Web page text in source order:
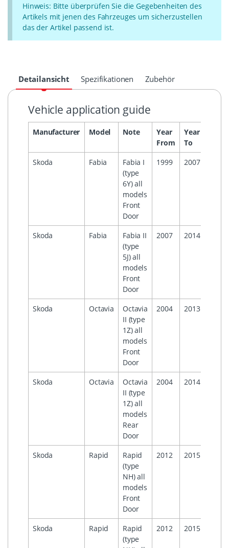
Hinweis: Bitte überprüfen Sie die Gegebenheiten des
Artikels mit jenen des Fahrzeuges um sicherzustellen
das der Artikel passend ist.
Detailansicht Spezifikationen Zubehör
Vehicle application guide
Manufacturer Model Note
Year
From
Year
To
Skoda Fabia
Fabia I
(type
6Y) all
models
Front
Door
1999 2007
Skoda Fabia
Fabia II
(type
5J) all
models
Front
Door
2007 2014
Skoda Octavia
Octavia
II (type
1Z) all
models
Front
Door
2004 2013
Skoda Octavia
Octavia
II (type
1Z) all
models
Rear
Door
2004 2014
Skoda Rapid
Rapid
(type
NH) all
models
Front
Door
2012 2015
Skoda Rapid
Rapid
(type
2012 2015